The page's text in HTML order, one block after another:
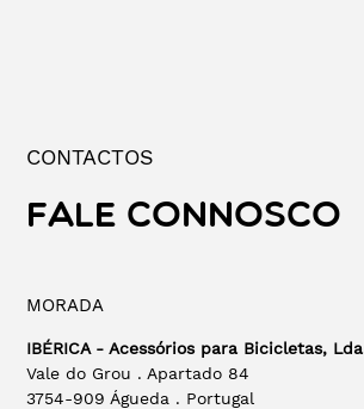
CONTACTOS
FALE CONNOSCO
MORADA
IBÉRICA - Acessórios para Bicicletas, Lda
Vale do Grou . Apartado 84
3754-909 Águeda . Portugal